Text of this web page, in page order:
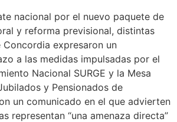
nacional por el nuevo paquete de
y reforma previsional, distintas
expresaron un
a las medidas impulsadas por el
Nacional SURGE y la Mesa
y Pensionados de
un comunicado en el que advierten
representan “una amenaza directa”